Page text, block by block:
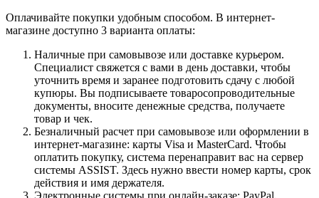
Оплачивайте покупки удобным способом. В интернет-
магазине доступно 3 варианта оплаты:
Наличные при самовывозе или доставке курьером.
Специалист свяжется с вами в день доставки, чтобы
уточнить время и заранее подготовить сдачу с любой
купюры. Вы подписываете товаросопроводительные
документы, вносите денежные средства, получаете
товар и чек.
Безналичный расчет при самовывозе или оформлении в
интернет-магазине: карты Visa и MasterCard. Чтобы
оплатить покупку, система перенаправит вас на сервер
системы ASSIST. Здесь нужно ввести номер карты, срок
действия и имя держателя.
Электронные системы при онлайн-заказе: PayPal,